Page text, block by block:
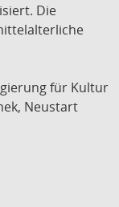
Die
für Kultur
Neustart